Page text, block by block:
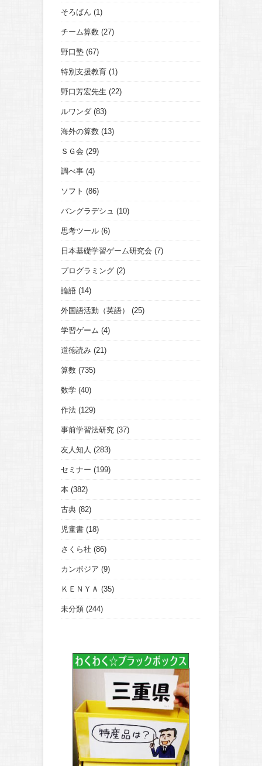
そろばん (1)
チーム算数 (27)
野口塾 (67)
特別支援教育 (1)
野口芳宏先生 (22)
ルワンダ (83)
海外の算数 (13)
ＳＧ会 (29)
調べ事 (4)
ソフト (86)
バングラデシュ (10)
思考ツール (6)
日本基礎学習ゲーム研究会 (7)
プログラミング (2)
論語 (14)
外国語活動（英語） (25)
学習ゲーム (4)
道徳読み (21)
算数 (735)
数学 (40)
作法 (129)
事前学習法研究 (37)
友人知人 (283)
セミナー (199)
本 (382)
古典 (82)
児童書 (18)
さくら社 (86)
カンボジア (9)
ＫＥＮＹＡ (35)
未分類 (244)